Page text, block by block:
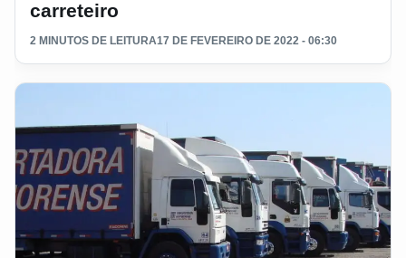
carreteiro
2 MINUTOS DE LEITURA17 DE FEVEREIRO DE 2022 - 06:30